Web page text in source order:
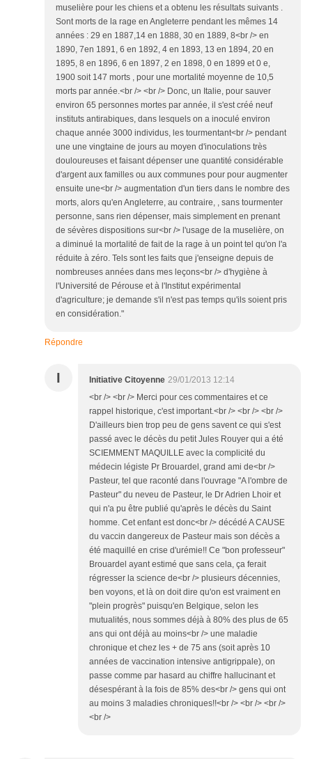
muselière pour les chiens et a obtenu les résultats suivants .
Sont morts de la rage en Angleterre pendant les mêmes 14
années : 29 en 1887,14 en 1888, 30 en 1889, 8<br /> en
1890, 7en 1891, 6 en 1892, 4 en 1893, 13 en 1894, 20 en
1895, 8 en 1896, 6 en 1897, 2 en 1898, 0 en 1899 et 0 e,
1900 soit 147 morts , pour une mortalité moyenne de 10,5
morts par année.<br /> <br /> Donc, un Italie, pour sauver
environ 65 personnes mortes par année, il s'est créé neuf
instituts antirabiques, dans lesquels on a inoculé environ
chaque année 3000 individus, les tourmentant<br /> pendant
une une vingtaine de jours au moyen d'inoculations très
douloureuses et faisant dépenser une quantité considérable
d'argent aux familles ou aux communes pour pour augmenter
ensuite une<br /> augmentation d'un tiers dans le nombre des
morts, alors qu'en Angleterre, au contraire, , sans tourmenter
personne, sans rien dépenser, mais simplement en prenant
de sévères dispositions sur<br /> l'usage de la muselière, on
a diminué la mortalité de fait de la rage à un point tel qu'on l'a
réduite à zéro. Tels sont les faits que j'enseigne depuis de
nombreuses années dans mes leçons<br /> d'hygiène à
l'Université de Pérouse et à l'Institut expérimental
d'agriculture; je demande s'il n'est pas temps qu'ils soient pris
en considération."
Répondre
I Initiative Citoyenne 29/01/2013 12:14
<br /> <br /> Merci pour ces commentaires et ce
rappel historique, c'est important.<br /> <br /> <br />
D'ailleurs bien trop peu de gens savent ce qui s'est
passé avec le décès du petit Jules Rouyer qui a été
SCIEMMENT MAQUILLE avec la complicité du
médecin légiste Pr Brouardel, grand ami de<br />
Pasteur, tel que raconté dans l'ouvrage "A l'ombre de
Pasteur" du neveu de Pasteur, le Dr Adrien Lhoir et
qui n'a pu être publié qu'après le décès du Saint
homme. Cet enfant est donc<br /> décédé A CAUSE
du vaccin dangereux de Pasteur mais son décès a
été maquillé en crise d'urémie!! Ce "bon professeur"
Brouardel ayant estimé que sans cela, ça ferait
régresser la science de<br /> plusieurs décennies,
ben voyons, et là on doit dire qu'on est vraiment en
"plein progrès" puisqu'en Belgique, selon les
mutualités, nous sommes déjà à 80% des plus de 65
ans qui ont déjà au moins<br /> une maladie
chronique et chez les + de 75 ans (soit après 10
années de vaccination intensive antigrippale), on
passe comme par hasard au chiffre hallucinant et
désespérant à la fois de 85% des<br /> gens qui ont
au moins 3 maladies chroniques!!<br /> <br /> <br />
<br />